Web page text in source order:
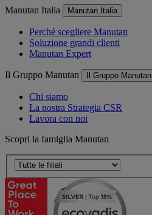
Manutan Italia Manutan Italia
Perché scegliere Manutan
Soluzione grandi clienti
Manutan Expert
Il Gruppo Manutan Il Gruppo Manutan
Chi siamo
La nostra Strategia CSR
Lavora con noi
Scopri la famiglia Manutan